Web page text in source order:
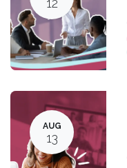
12
AUG
13